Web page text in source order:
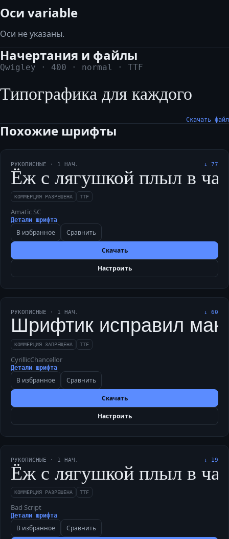
Оси variable
Оси не указаны.
Начертания и файлы
Qwigley · 400 · normal · TTF
Типографика для каждого
Скачать файл
Похожие шрифты
РУКОПИСНЫЕ · 1 НАЧ. ↓ 77
Ёж с лягушкой плыл в
КОММЕРЦИЯ РАЗРЕШЕНА TTF
Amatic SC
Детали шрифта
В избранное Сравнить
Скачать
Настроить
РУКОПИСНЫЕ · 1 НАЧ. ↓ 60
Шрифтик исправил
КОММЕРЦИЯ ЗАПРЕЩЕНА TTF
CyrillicChancellor
Детали шрифта
В избранное Сравнить
Скачать
Настроить
РУКОПИСНЫЕ · 1 НАЧ. ↓ 19
Ёж с лягушкой плыл в
КОММЕРЦИЯ РАЗРЕШЕНА TTF
Bad Script
Детали шрифта
В избранное Сравнить